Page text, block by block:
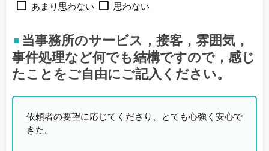
あまり思わない 思わない
当事務所のサービス，接客，雰囲気，
事件処理など何でも結構ですので，感じ
たことをご自由にご記入ください。
依頼者の要望に応じてくださり、とても心強く安心で
きた。